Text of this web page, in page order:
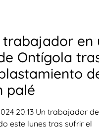
trabajador en
Ontígola
palé
20:13 Un trabajador
este lunes tras sufrir el